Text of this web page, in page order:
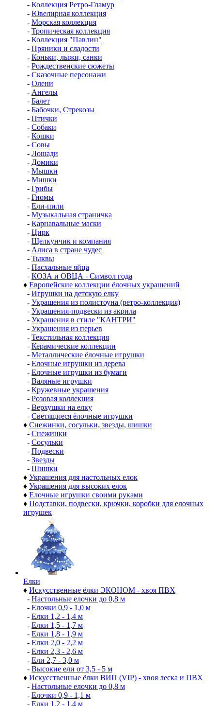
- Коллекция Ретро-Гламур
- Ювелирная коллекция
- Морская коллекция
- Тропическая коллекция
- Коллекция "Павлин"
- Пряники и сладости
- Коньки, лыжи, санки
- Рождественские сюжеты
- Сказочные персонажи
- Олени
- Ангелы
- Балет
- Бабочки, Стрекозы
- Птички
- Собаки
- Кошки
- Совы
- Лошади
- Домики
- Мышки
- Мишки
- Грибы
- Гномы
- Ели-пили
- Музыкальная страничка
- Карнавальные маски
- Цирк
- Щелкунчик и компания
- Алиса в стране чудес
- Тыквы
- Пасхальные яйца
- КОЗА и ОВЦА - Символ года
♦ Европейские коллекции ёлочных украшений
- Игрушки на детскую елку
- Украшения из полистоуна (ретро-коллекция)
- Украшения-подвески из акрила
- Украшения в стиле "КАНТРИ"
- Украшения из перьев
- Текстильная коллекция
- Керамические коллекции
- Металлические ёлочные игрушки
- Елочные игрушки из дерева
- Елочные игрушки из бумаги
- Валяные игрушки
- Кружевные украшения
- Розовая коллекция
- Верхушки на елку
- Светящиеся ёлочные игрушки
♦ Снежинки, сосульки, звезды, шишки
- Снежинки
- Сосульки
- Подвески
- Звезды
- Шишки
♦ Украшения для настольных елок
♦ Украшения для высоких елок
♦ Елочные игрушки своими руками
♦ Подставки, подвески, крючки, коробки для елочных
игрушек
Елки
♦ Искусственные ёлки ЭКОНОМ - хвоя ПВХ
- Настольные елочки до 0,8 м
- Елочки 0,9 - 1,0 м
- Елки 1,2 - 1,4 м
- Елки 1,5 - 1,7 м
- Елки 1,8 - 1,9 м
- Елки 2,0 - 2,2 м
- Елки 2,3 - 2,6 м
- Ели 2,7 - 3,0 м
- Высокие ели от 3,5 - 5 м
♦ Искусственные ёлки ВИП (VIP) - хвоя леска и ПВХ
- Настольные елочки до 0,8 м
- Елочки 0,9 - 1,1 м
- Елки 1,2 - 1,4 м